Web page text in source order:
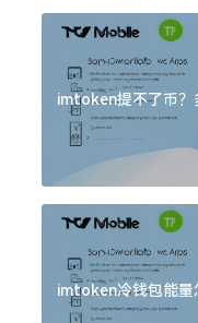
imtoken提不了币？
imtoken冷钱包能量